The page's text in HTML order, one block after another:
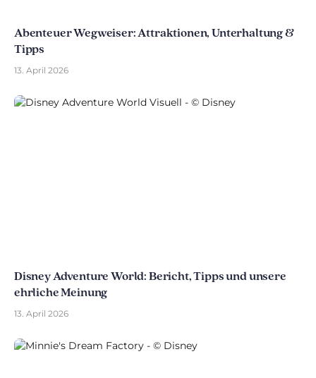
Abenteuer Wegweiser: Attraktionen, Unterhaltung &
Tipps
13. April 2026
Disney Adventure World: Bericht, Tipps und unsere
ehrliche Meinung
13. April 2026